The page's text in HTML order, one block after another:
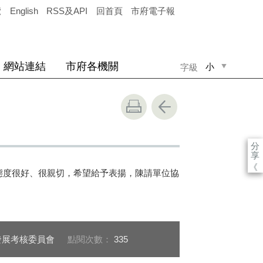
English RSS及API 回首頁 市府電子報
字級 小
網站連結 市府各機關
分
享
《
很好、很親切，希望給予表揚，陳請單位協
考核委員會 點閱次數： 335